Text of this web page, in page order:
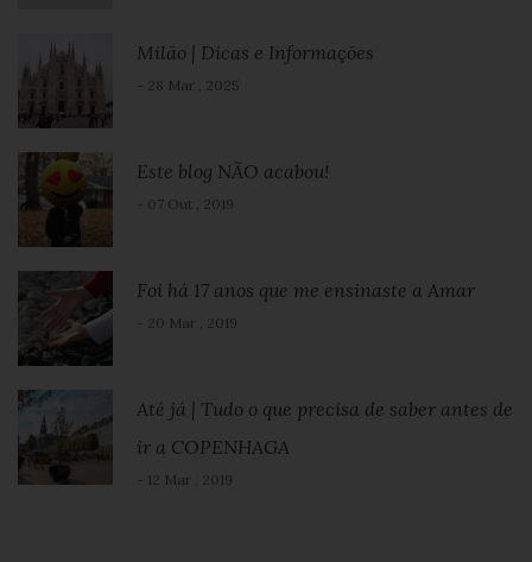
Milão | Dicas e Informações
- 28 Mar , 2025
Este blog NÃO acabou!
- 07 Out , 2019
Foi há 17 anos que me ensinaste a Amar
- 20 Mar , 2019
Até já | Tudo o que precisa de saber antes de
ir a COPENHAGA
- 12 Mar , 2019